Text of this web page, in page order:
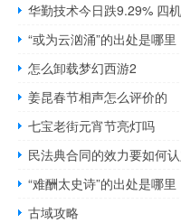
华勤技术今日跌9.29% 四
“或为云汹涌”的出处是哪里
怎么卸载梦幻西游2
姜昆春节相声怎么评价的
七宝老街元宵节亮灯吗
民法典合同的效力要如何
“难酬太史诗”的出处是哪里
古域攻略